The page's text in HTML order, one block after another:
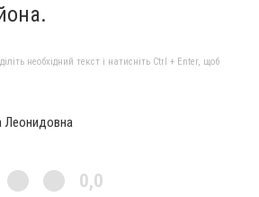
необхідний текст і натисніть Ctrl + Enter, щоб
Леонидовна
0,0